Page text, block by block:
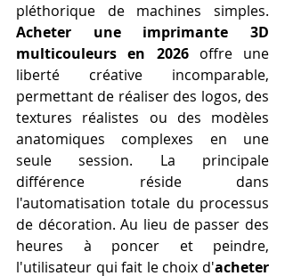
Acheter une imprimante 3D
multicouleurs en 2026 offre une
liberté créative incomparable,
permettant de réaliser des logos, des
textures réalistes ou des modèles
anatomiques complexes en une
seule session. La principale
différence réside dans
l'automatisation totale du processus
de décoration. Au lieu de passer des
heures à poncer et peindre,
l'utilisateur qui fait le choix d'acheter